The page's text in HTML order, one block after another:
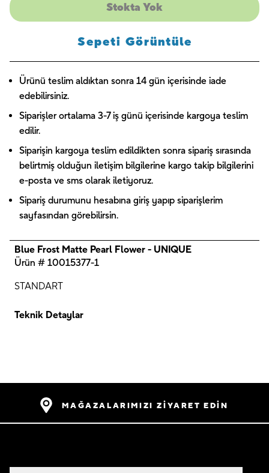
Stokta Yok
Sepeti Görüntüle
Ürünü teslim aldıktan sonra 14 gün içerisinde iade
edebilirsiniz.
Siparişler ortalama 3-7 iş günü içerisinde kargoya teslim
edilir.
Siparişin kargoya teslim edildikten sonra sipariş sırasında
belirtmiş olduğun iletişim bilgilerine kargo takip bilgilerini
e-posta ve sms olarak iletiyoruz.
Sipariş durumunu hesabına giriş yapıp siparişlerim
sayfasından görebilirsin.
Blue Frost Matte Pearl Flower - UNIQUE
Ürün # 10015377-1
STANDART
Teknik Detaylar
MAĞAZALARIMIZI ZİYARET EDİN